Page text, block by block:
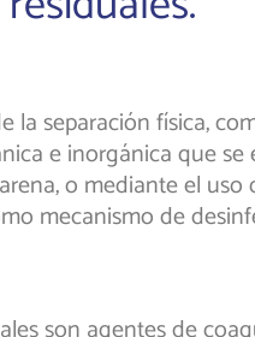
separación física,
e inorgánica que se
o mediante el
mecanismo de